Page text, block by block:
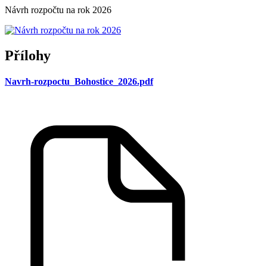
Návrh rozpočtu na rok 2026
Přílohy
Navrh-rozpoctu_Bohostice_2026.pdf